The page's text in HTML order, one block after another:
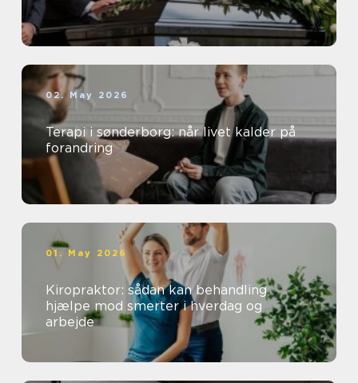
02. May 2026
Terapi i sønderborg: når livet kalder på
forandring
01. May 2026
Kiropraktor: sådan kan behandling
hjælpe mod smerter i hverdag og
arbejde